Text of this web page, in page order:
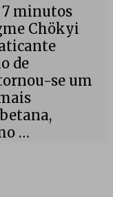
minutos
Chökyi
de
se um
…